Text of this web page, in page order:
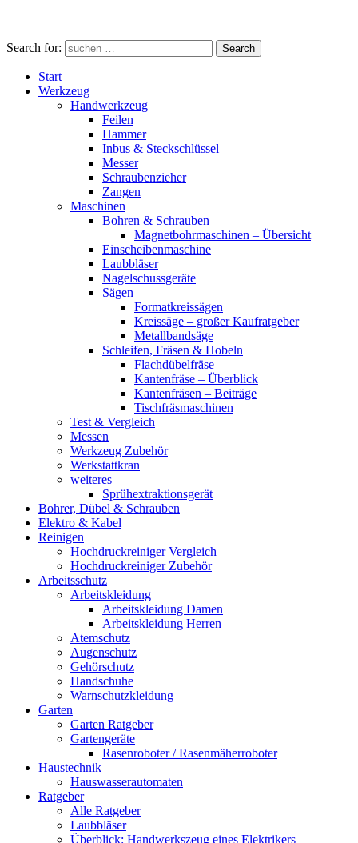
Search for: Search
Start
Werkzeug
Handwerkzeug
Feilen
Hammer
Inbus & Steckschlüssel
Messer
Schraubenzieher
Zangen
Maschinen
Bohren & Schrauben
Magnetbohrmaschinen – Übersicht
Einscheibenmaschine
Laubbläser
Nagelschussgeräte
Sägen
Formatkreissägen
Kreissäge – großer Kaufratgeber
Metallbandsäge
Schleifen, Fräsen & Hobeln
Flachdübelfräse
Kantenfräse – Überblick
Kantenfräsen – Beiträge
Tischfräsmaschinen
Test & Vergleich
Messen
Werkzeug Zubehör
Werkstattkran
weiteres
Sprühextraktionsgerät
Bohrer, Dübel & Schrauben
Elektro & Kabel
Reinigen
Hochdruckreiniger Vergleich
Hochdruckreiniger Zubehör
Arbeitsschutz
Arbeitskleidung
Arbeitskleidung Damen
Arbeitskleidung Herren
Atemschutz
Augenschutz
Gehörschutz
Handschuhe
Warnschutzkleidung
Garten
Garten Ratgeber
Gartengeräte
Rasenroboter / Rasenmäherroboter
Haustechnik
Hauswasserautomaten
Ratgeber
Alle Ratgeber
Laubbläser
Überblick: Handwerkszeug eines Elektrikers